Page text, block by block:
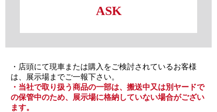
ASK
・店頭にて現車または購入をご検討されているお客様
は、展示場までご一報下さい。
・当社で取り扱う商品の一部は、搬送中又は別ヤードで
の保管中のため、展示場に格納していない場合がござい
ます。